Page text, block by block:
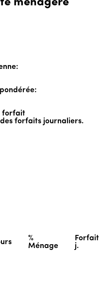
forfait
forfaits journaliers.
%
Ménage
Forfait
j.